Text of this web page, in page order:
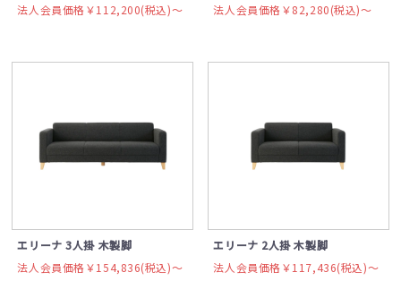
法人会員価格￥112,200(税込)〜
法人会員価格￥82,280(税込)〜
エリーナ 3人掛 木製脚
法人会員価格￥154,836(税込)〜
エリーナ 2人掛 木製脚
法人会員価格￥117,436(税込)〜